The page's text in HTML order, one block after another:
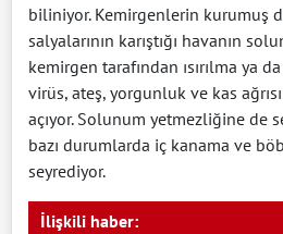
biliniyor. Kemirgenlerin kurumuş
salyalarının karıştığı havanın
kemirgen tarafından ısırılma ya
virüs, ateş, yorgunluk ve kas
açıyor. Solunum yetmezliğine de
bazı durumlarda iç kanama ve
seyrediyor.
İlişkili haber: